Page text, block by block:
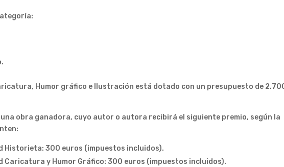
Humor gráfico e Ilustración está dotado con un presupuesto de
una obra ganadora, cuyo autor o autora recibirá el siguiente premio, según la
Historieta: 300 euros (impuestos incluidos).
Caricatura y Humor Gráfico: 300 euros (impuestos incluidos).